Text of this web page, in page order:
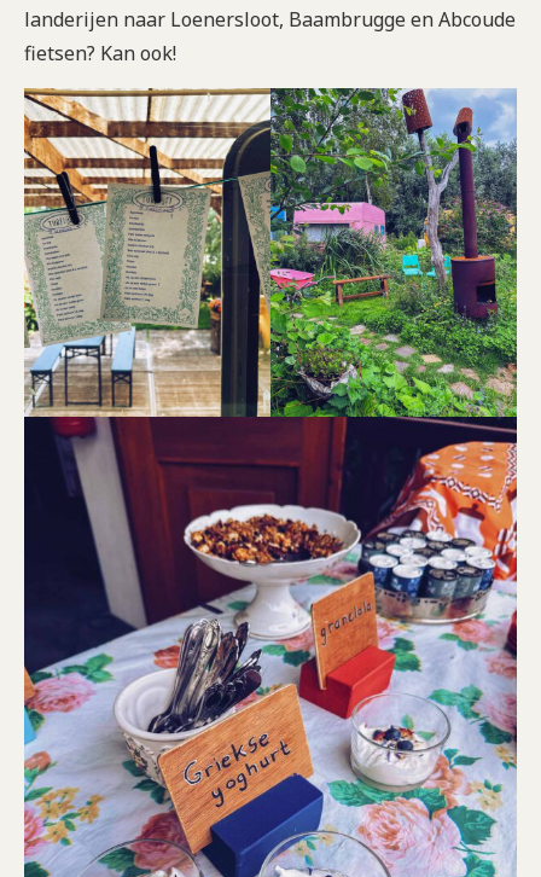
landerijen naar Loenersloot, Baambrugge en Abcoude
fietsen? Kan ook!